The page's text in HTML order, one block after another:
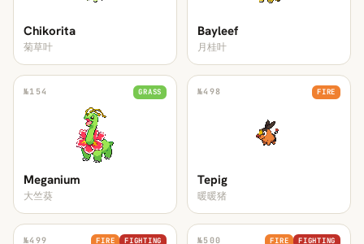
Chikorita
菊草叶
Bayleef
月桂叶
№154 GRASS
Meganium
大竺葵
№498 FIRE
Tepig
暖暖猪
№499 FIRE FIGHTING №500 FIRE FIGHTING